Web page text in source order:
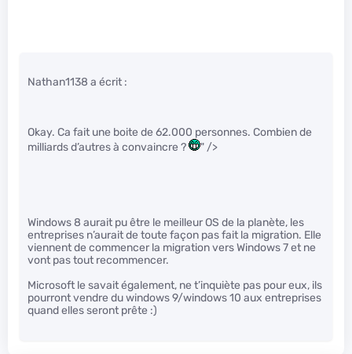
Nathan1138 a écrit :
Okay. Ca fait une boite de 62.000 personnes. Combien de
milliards d’autres à convaincre ?
" />
Windows 8 aurait pu être le meilleur OS de la planète, les
entreprises n’aurait de toute façon pas fait la migration. Elle
viennent de commencer la migration vers Windows 7 et ne
vont pas tout recommencer.
Microsoft le savait également, ne t’inquiète pas pour eux, ils
pourront vendre du windows 9/windows 10 aux entreprises
quand elles seront prête :)